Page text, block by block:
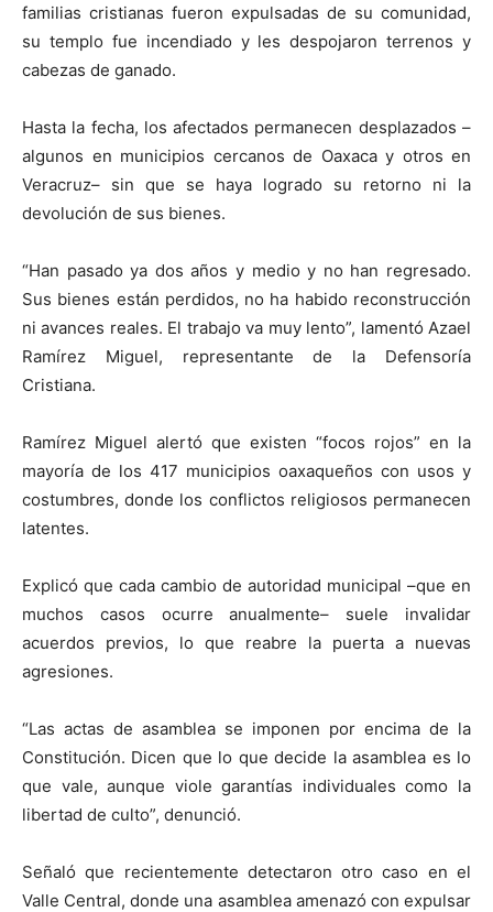
familias cristianas fueron expulsadas de su comunidad,
su templo fue incendiado y les despojaron terrenos y
cabezas de ganado.
Hasta la fecha, los afectados permanecen desplazados –
algunos en municipios cercanos de Oaxaca y otros en
Veracruz– sin que se haya logrado su retorno ni la
devolución de sus bienes.
“Han pasado ya dos años y medio y no han regresado.
Sus bienes están perdidos, no ha habido reconstrucción
ni avances reales. El trabajo va muy lento”, lamentó Azael
Ramírez Miguel, representante de la Defensoría
Cristiana.
Ramírez Miguel alertó que existen “focos rojos” en la
mayoría de los 417 municipios oaxaqueños con usos y
costumbres, donde los conflictos religiosos permanecen
latentes.
Explicó que cada cambio de autoridad municipal –que en
muchos casos ocurre anualmente– suele invalidar
acuerdos previos, lo que reabre la puerta a nuevas
agresiones.
“Las actas de asamblea se imponen por encima de la
Constitución. Dicen que lo que decide la asamblea es lo
que vale, aunque viole garantías individuales como la
libertad de culto”, denunció.
Señaló que recientemente detectaron otro caso en el
Valle Central, donde una asamblea amenazó con expulsar